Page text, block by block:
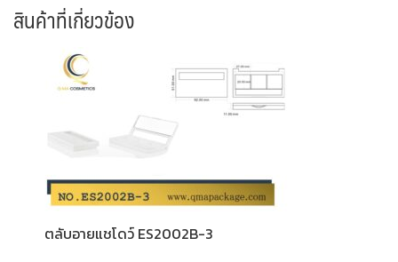
สินค้าที่เกี่ยวข้อง
ตลับอายแชโดว์ ES2002B-3